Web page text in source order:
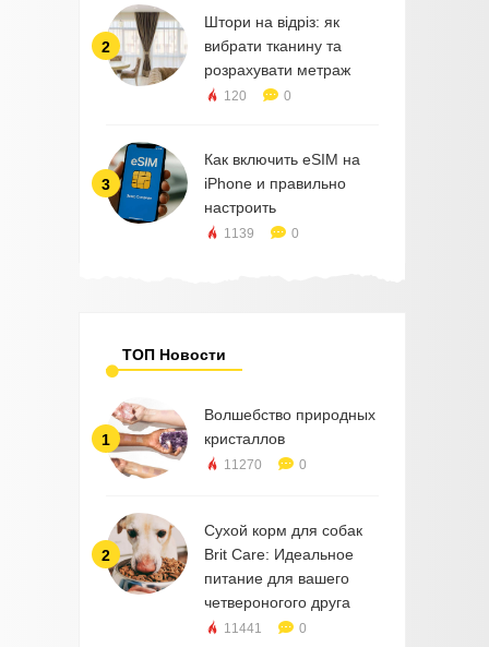
2
Штори на відріз: як
вибрати тканину та
розрахувати метраж
120 0
3
Как включить eSIM на
iPhone и правильно
настроить
1139 0
ТОП Новости
1
Волшебство природных
кристаллов
11270 0
2
Сухой корм для собак
Brit Care: Идеальное
питание для вашего
четвероногого друга
11441 0